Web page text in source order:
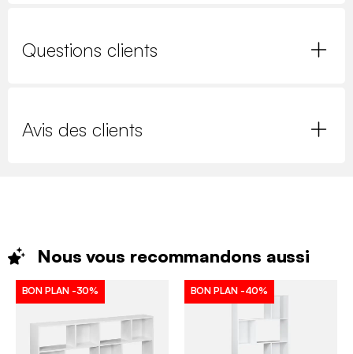
Questions clients
Avis des clients
Nous vous recommandons aussi
BON PLAN -30% BON PLAN -40%